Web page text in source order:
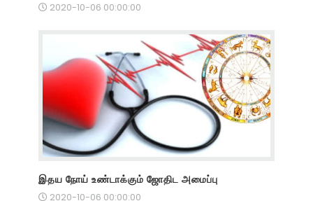
2020-10-06 00:00:00
இதய நோய் உண்டாக்கும் ஜோதிட அமைப்பு
2020-10-06 00:00:00